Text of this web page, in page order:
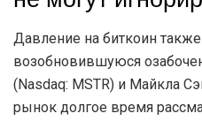
Давление на биткоин
возобновившуюся
(Nasdaq: MSTR) и Майкла
рынок долгое время